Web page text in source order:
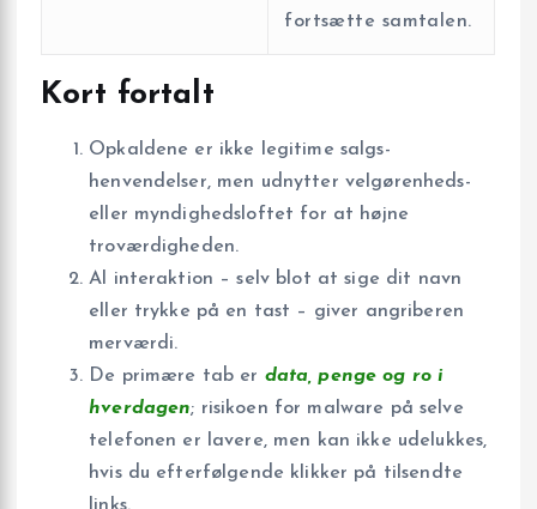
fortsætte samtalen.
Kort fortalt
Opkaldene er ikke legitime salgs­
henvendelser, men udnytter velgørenheds-
eller myndighedsloftet for at højne
troværdigheden.
Al interaktion – selv blot at sige dit navn
eller trykke på en tast – giver angriberen
merværdi.
De primære tab er data, penge og ro i
hverdagen; risikoen for malware på selve
telefonen er lavere, men kan ikke udelukkes,
hvis du efterfølgende klikker på tilsendte